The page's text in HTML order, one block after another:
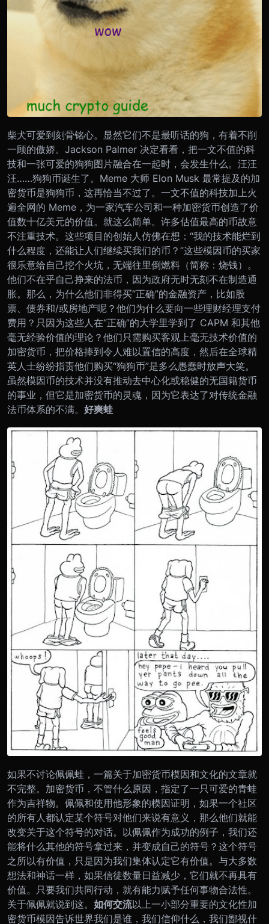
柴犬可爱到刻骨铭心。显然它们不是最听话的狗，有着不削
一顾的傲娇。 Jackson Palmer 决定看看，把一文不值的科
技和一张可爱的狗狗图片融合在一起时，会发生什么。汪汪
汪……狗狗币诞生了。 Meme 大师 Elon Musk 最常提及的加
密货币是狗狗币，这再恰当不过了。一文不值的科技加上火
遍全网的 Meme，为一家汽车公司和一种加密货币创造了价
值数十亿美元的价值。就这么简单。 许多估值最高的币故意
不注重技术。这些项目的创始人仿佛在想：“我的技术能烂到
什么程度，还能让人们继续买我们的币？”这些模因币的买家
很乐意给自己挖个火坑，无端往里倒燃料（简称：烧钱）。
他们不在乎自己挣来的法币，因为政府无时无刻不在制造通
胀。那么，为什么他们非得买“正确”的金融资产，比如股
票、债券和/或房地产呢？他们为什么要向一些理财经理支付
费用？只因为这些人在“正确”的大学里学到了 CAPM 和其他
毫无经验价值的理论？他们只需购买客观上毫无技术价值的
加密货币，把价格捧到令人难以置信的高度，然后在全球精
英人士纷纷指责他们购买“狗狗币”是多么愚蠢时放声大笑。
虽然模因币的技术并没有推动去中心化或稳健的无国籍货币
的事业，但它是加密货币的灵魂，因为它表达了对传统金融
法币体系的不满。 好爽蛙
如果不讨论佩佩蛙，一篇关于加密货币模因和文化的文章就
不完整。 加密货币，不管什么原因，指定了一只可爱的青蛙
作为吉祥物。佩佩和使用他形象的模因证明，如果一个社区
的所有人都认定某个符号对他们来说有意义，那么他们就能
改变关于这个符号的对话。 以佩佩作为成功的例子，我们还
能将什么其他的符号拿过来，并变成自己的符号？这个符号
之所以有价值，只是因为我们集体认定它有价值。与大多数
想法和神话一样，如果信徒数量日益减少，它们就不再具有
价值。只要我们共同行动，就有能力赋予任何事物合法性。
关于佩佩就说到这。 如何交流以上一小部分重要的文化性加
密货币模因告诉世界我们是谁，我们信仰什么，我们鄙视什